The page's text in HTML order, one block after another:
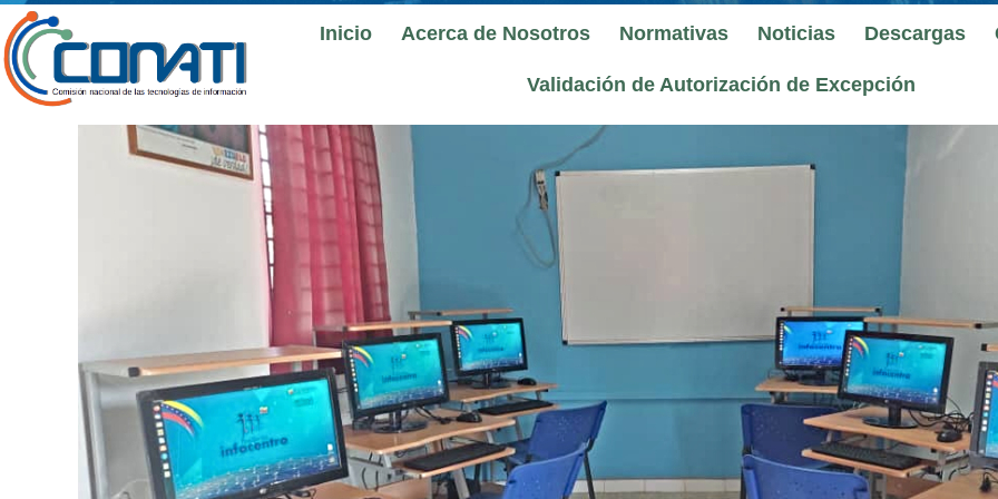
Inicio Acerca de Nosotros Normativas Noticias Descargas
Validación de Autorización de Excepción